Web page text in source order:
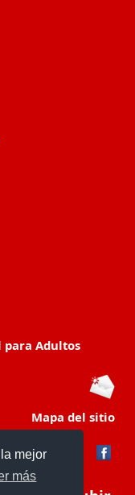
mejor
más
para Adultos
Mapa del sitio